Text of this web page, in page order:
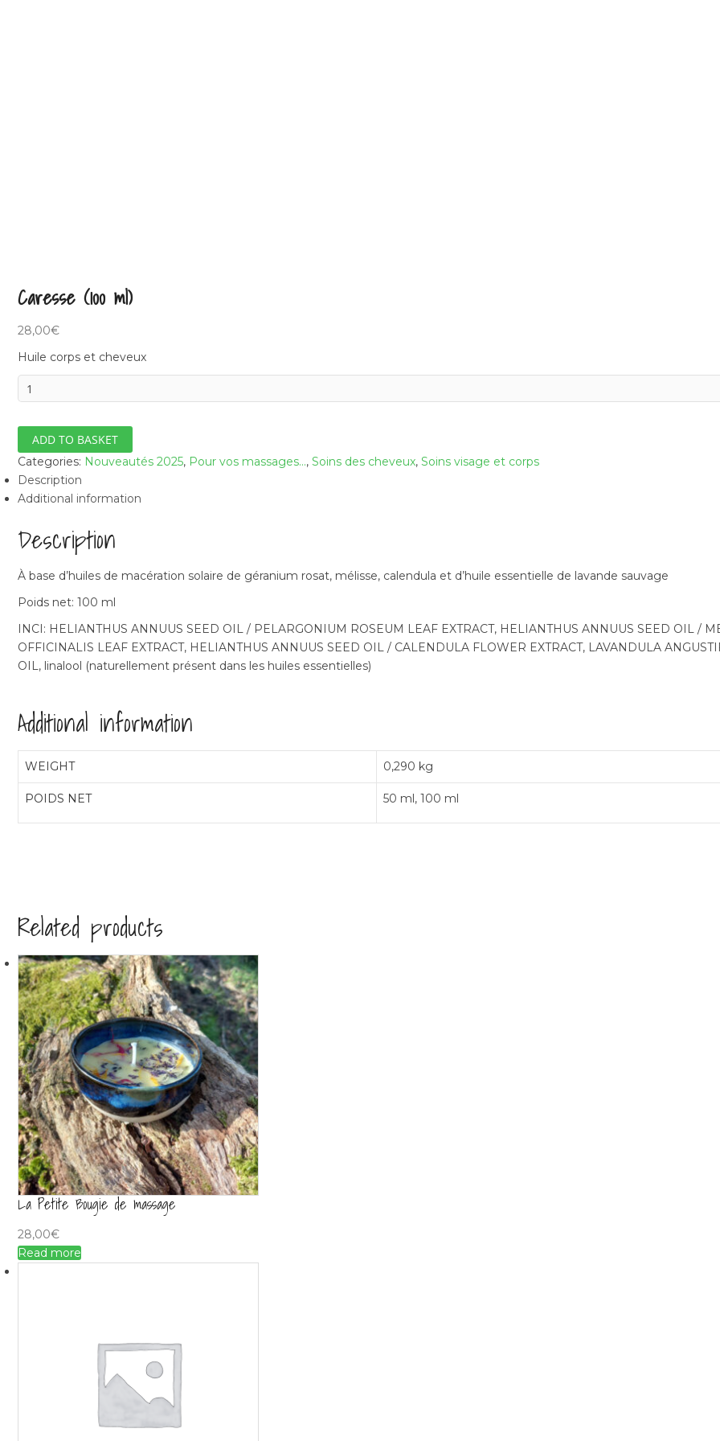
Caresse (100 ml)
28,00€
Huile corps et cheveux
Caresse
(100
quantity
ADD TO BASKET
Categories: Nouveautés 2025, Pour vos massages..., Soins des cheveux, Soins visage et corps
Description
Additional information
Description
À base d’huiles de macération solaire de géranium rosat, mélisse, calendula et d’huile essentielle de lavande sauvage
Poids net: 100 ml
INCI: HELIANTHUS ANNUUS SEED OIL / PELARGONIUM ROSEUM LEAF EXTRACT, HELIANTHUS ANNUUS SEED OIL /
OFFICINALIS LEAF EXTRACT, HELIANTHUS ANNUUS SEED OIL / CALENDULA FLOWER EXTRACT, LAVANDULA
OIL, linalool (naturellement présent dans les huiles essentielles)
Additional information
WEIGHT 0,290 kg
POIDS NET 50 ml, 100 ml
Related products
La Petite Bougie de massage
28,00€
Read more